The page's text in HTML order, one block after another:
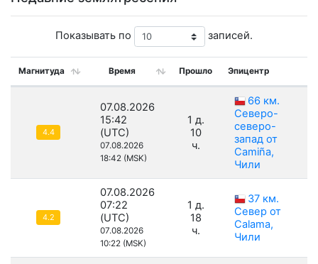
Показывать по записей.
Магнитуда Время Прошло Эпицентр
4.4
07.08.2026
15:42
(UTC)
07.08.2026
18:42 (MSK)
1 д.
10
ч.
66 км.
Северо-
северо-
запад от
Camiña,
Чили
4.2
07.08.2026
07:22
(UTC)
07.08.2026
10:22 (MSK)
1 д.
18
ч.
37 км.
Север от
Calama,
Чили